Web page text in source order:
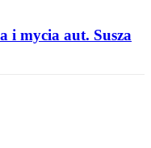
i mycia aut. Susza